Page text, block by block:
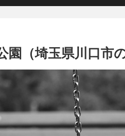
園（埼玉県川口市